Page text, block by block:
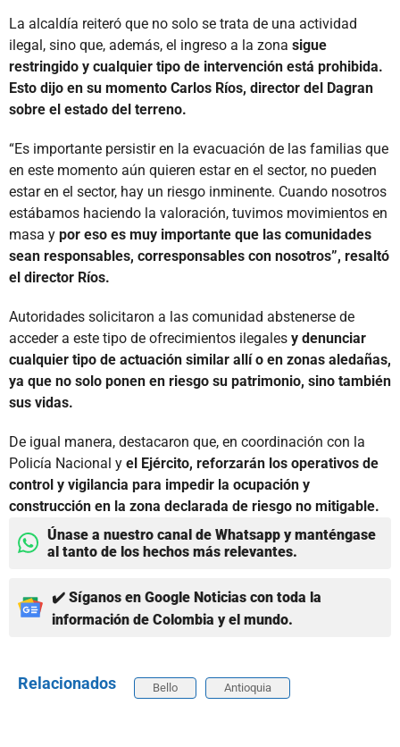
La alcaldía reiteró que no solo se trata de una actividad
ilegal, sino que, además, el ingreso a la zona sigue
restringido y cualquier tipo de intervención está prohibida.
Esto dijo en su momento Carlos Ríos, director del Dagran
sobre el estado del terreno.
“Es importante persistir en la evacuación de las familias que
en este momento aún quieren estar en el sector, no pueden
estar en el sector, hay un riesgo inminente. Cuando nosotros
estábamos haciendo la valoración, tuvimos movimientos en
masa y por eso es muy importante que las comunidades
sean responsables, corresponsables con nosotros”, resaltó
el director Ríos.
Autoridades solicitaron a las comunidad abstenerse de
acceder a este tipo de ofrecimientos ilegales y denunciar
cualquier tipo de actuación similar allí o en zonas aledañas,
ya que no solo ponen en riesgo su patrimonio, sino también
sus vidas.
De igual manera, destacaron que, en coordinación con la
Policía Nacional y el Ejército, reforzarán los operativos de
control y vigilancia para impedir la ocupación y
construcción en la zona declarada de riesgo no mitigable.
Únase a nuestro canal de Whatsapp y manténgase
al tanto de los hechos más relevantes.
✔️ Síganos en Google Noticias con toda la
información de Colombia y el mundo.
Relacionados Bello Antioquia